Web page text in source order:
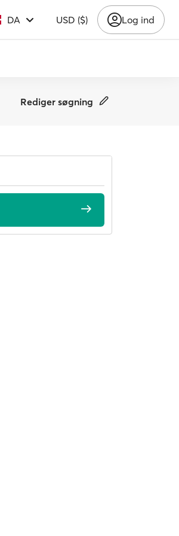
DA USD ($) Log ind
Rediger søgning